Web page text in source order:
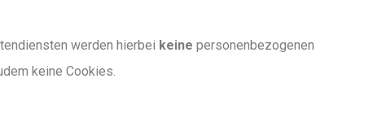
werden hierbei keine personenbezogenen
keine Cookies.